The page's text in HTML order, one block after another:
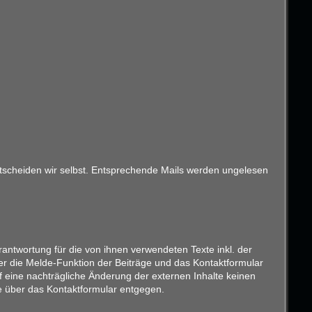
wir selbst. Entsprechende Mails werden ungelesen
für die von ihnen verwendeten Texte inkl. der
die Melde-Funktion der Beiträge und das Kontaktformular
nachträgliche Änderung der externen Inhalte keinen
das Kontaktformular entgegen.